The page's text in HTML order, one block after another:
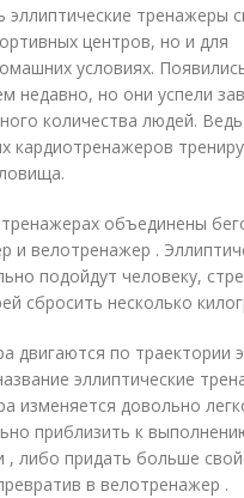
эллиптические тренажеры
центров, но и для
условиях.
недавно, но они успели
количества людей.
кардиотренажеров
объединены
и велотренажер .
подойдут человеку,
сбросить несколько
двигаются по траектории
эллиптические
изменяется довольно
приблизить к
, либо придать больше
в велотренажер .